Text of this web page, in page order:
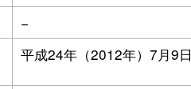
−
平成24年（2012年）7月9日